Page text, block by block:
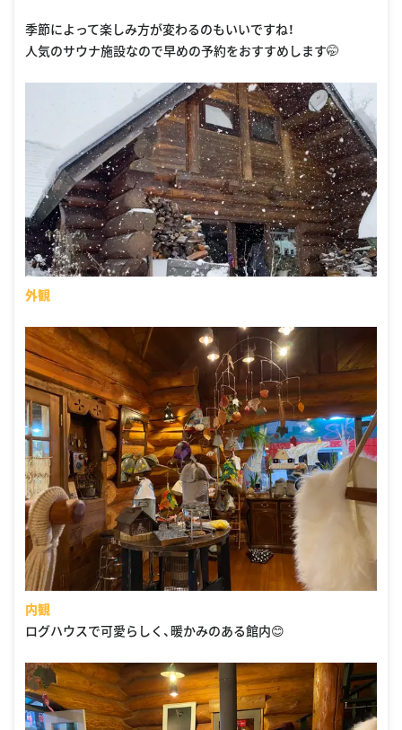
季節によって楽しみ方が変わるのもいいですね！
人気のサウナ施設なので早めの予約をおすすめします🤭
外観
内観
ログハウスで可愛らしく、暖かみのある館内😊